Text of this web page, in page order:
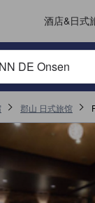
酒店&日式
词以搜索，使用箭头
郡山 日式旅馆